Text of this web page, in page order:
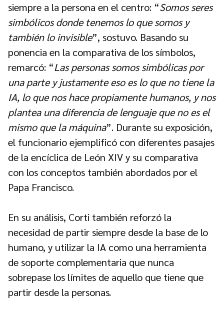
siempre a la persona en el centro: “Somos seres
simbólicos donde tenemos lo que somos y
también lo invisible”, sostuvo. Basando su
ponencia en la comparativa de los símbolos,
remarcó: “Las personas somos simbólicas por
una parte y justamente eso es lo que no tiene la
IA, lo que nos hace propiamente humanos, y nos
plantea una diferencia de lenguaje que no es el
mismo que la máquina”. Durante su exposición,
el funcionario ejemplificó con diferentes pasajes
de la encíclica de León XIV y su comparativa
con los conceptos también abordados por el
Papa Francisco.
En su análisis, Corti también reforzó la
necesidad de partir siempre desde la base de lo
humano, y utilizar la IA como una herramienta
de soporte complementaria que nunca
sobrepase los límites de aquello que tiene que
partir desde la personas.